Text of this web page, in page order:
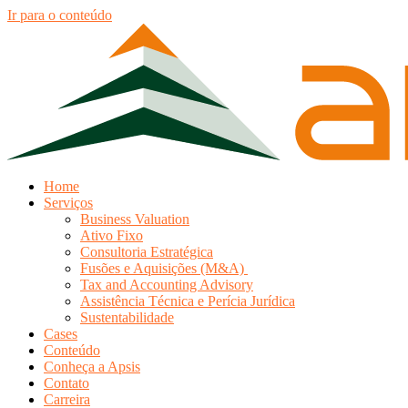
Ir para o conteúdo
Home
Serviços
Business Valuation
Ativo Fixo
Consultoria Estratégica
Fusões e Aquisições (M&A)
Tax and Accounting Advisory
Assistência Técnica e Perícia Jurídica
Sustentabilidade
Cases
Conteúdo
Conheça a Apsis
Contato
Carreira